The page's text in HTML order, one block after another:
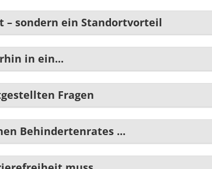
– sondern ein Standortvorteil
in ein...
Fragen
Behindertenrates ...